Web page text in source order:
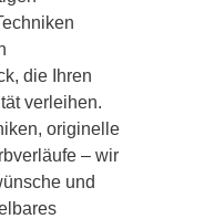
die Ihren
verleihen.
originelle
– wir
und